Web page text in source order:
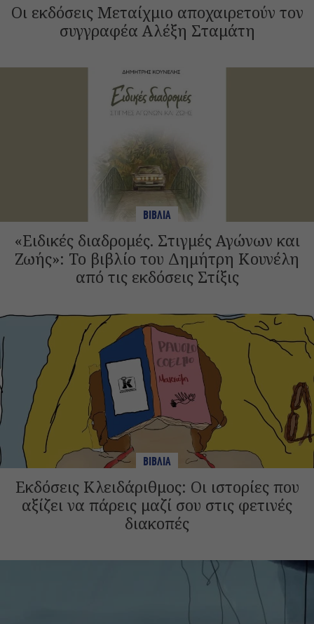
Οι εκδόσεις Μεταίχμιο αποχαιρετούν τον
συγγραφέα Αλέξη Σταμάτη
ΒΙΒΛΙΑ
«Ειδικές διαδρομές. Στιγμές Αγώνων και
Ζωής»: Το βιβλίο του Δημήτρη Κουνέλη
από τις εκδόσεις Στίξις
ΒΙΒΛΙΑ
Εκδόσεις Κλειδάριθμος: Οι ιστορίες που
αξίζει να πάρεις μαζί σου στις φετινές
διακοπές